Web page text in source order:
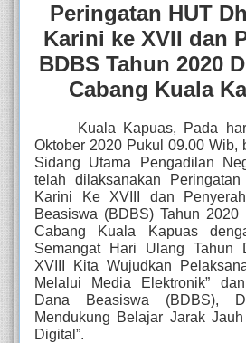
Peringatan HUT
Karini ke XVII dan
BDBS Tahun 2020
Cabang Kuala
Kuala Kapuas, Pada
Oktober 2020 Pukul 09.00 Wib,
Sidang Utama Pengadilan
telah dilaksanakan
Karini Ke XVIII dan
Beasiswa (BDBS) Tahun 2020
Cabang Kuala Kapuas
Semangat Hari Ulang Tahun
XVIII Kita Wujudkan
Melalui Media Elektronik”
Dana Beasiswa (BDBS),
Mendukung Belajar Jarak
Digital”.